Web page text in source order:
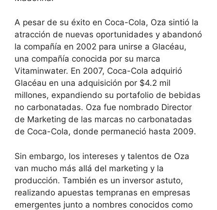
A pesar de su éxito en Coca-Cola, Oza sintió la
atracción de nuevas oportunidades y abandonó
la compañía en 2002 para unirse a Glacéau,
una compañía conocida por su marca
Vitaminwater. En 2007, Coca-Cola adquirió
Glacéau en una adquisición por $4.2 mil
millones, expandiendo su portafolio de bebidas
no carbonatadas. Oza fue nombrado Director
de Marketing de las marcas no carbonatadas
de Coca-Cola, donde permaneció hasta 2009.
Sin embargo, los intereses y talentos de Oza
van mucho más allá del marketing y la
producción. También es un inversor astuto,
realizando apuestas tempranas en empresas
emergentes junto a nombres conocidos como